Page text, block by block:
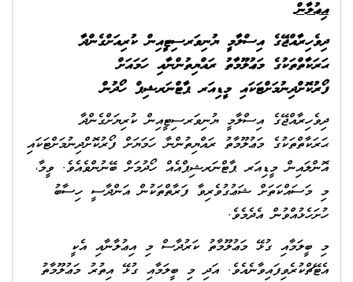
އިޢުލާން
ދިވެހިރާއްޖޭގެ އިސްލާމީ ޔުނިވަރސިޓީއިން ކުރިއަށްގެންދާ
ޙަރަކާތްތަކުގެ މަޢުލޫމާތު ރައްޔިތުންނާއި ހަމައަށް
ފޯރުކޮށްދިނުމަށްޓަކައި މީޑިއަރ ޕާޓްނަރޝިޕް ހޯދުން
ދިވެހިރާއްޖޭގެ އިސްލާމީ ޔުނިވަރސިޓީއިން ކުރިޔަށްގެންދާ
ޙަރަކާތްތަކުގެ މަޢުލޫމާތު ރައްޔިތުންނާ ހަމަޔަށް ފޯރުކޮށްދިނުމަށްޓަކައި
އޮންލައިން މީޑިއަރ ޕާޓްނަރޝިޕްއެއް ހޯދުމަށް ބޭނުންވެއެވެ. ވީމާ،
މި މަސައްކަތަށް ޝަޢުގުވެރިވާ ފަރާތްތަކުން އަންދާސީ ހިސާބު
ހުށަހެޅުއްވުން އެދެމެވެ.
މި ބީލަމާއި ގުޅޭ މަޢުލޫމާތު ކަރުދާސް މި އިޢުލާނާއި އެކީ
އެޓޭޗްކުރެވިފައިވާނެއެވެ. އަދި މި ބީލަމާއި ގުޅޭ އިތުރު މަޢުލޫމާތު